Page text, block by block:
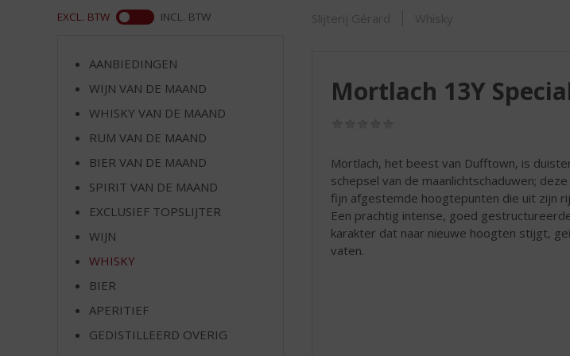
ASSORTIMENT
Slijterij Gérard Whisky
Mortlach 13Y
Mortlach, het beest van Dufftown, is
schepsel van de maanlichtschaduwen;
fijn afgestemde hoogtepunten die uit zijn
Een prachtig intense, goed
karakter dat naar nieuwe hoogten stijgt,
vaten.
EXCL. BTW INCL. BTW
AANBIEDINGEN
WIJN VAN DE MAAND
WHISKY VAN DE MAAND
RUM VAN DE MAAND
BIER VAN DE MAAND
SPIRIT VAN DE MAAND
EXCLUSIEF TOPSLIJTER
WIJN
WHISKY
BIER
APERITIEF
GEDISTILLEERD OVERIG